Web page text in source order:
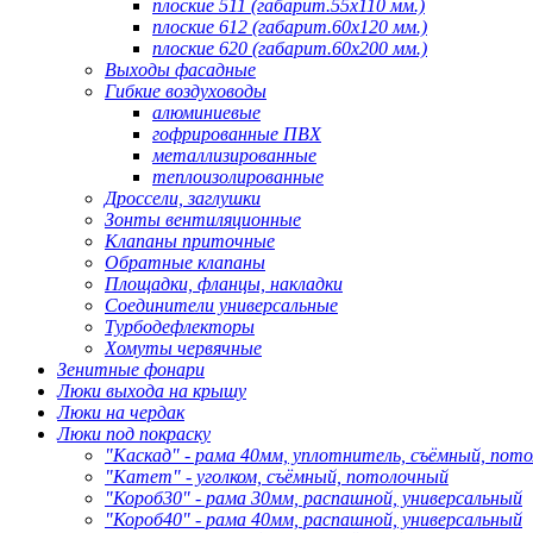
плоские 511 (габарит.55х110 мм.)
плоские 612 (габарит.60х120 мм.)
плоские 620 (габарит.60х200 мм.)
Выходы фасадные
Гибкие воздуховоды
алюминиевые
гофрированные ПВХ
металлизированные
теплоизолированные
Дроссели, заглушки
Зонты вентиляционные
Клапаны приточные
Обратные клапаны
Площадки, фланцы, накладки
Соединители универсальные
Турбодефлекторы
Хомуты червячные
Зенитные фонари
Люки выхода на крышу
Люки на чердак
Люки под покраску
"Каскад" - рама 40мм, уплотнитель, съёмный,
"Катет" - уголком, съёмный, потолочный
"Короб30" - рама 30мм, распашной, универсальный
"Короб40" - рама 40мм, распашной, универсальный